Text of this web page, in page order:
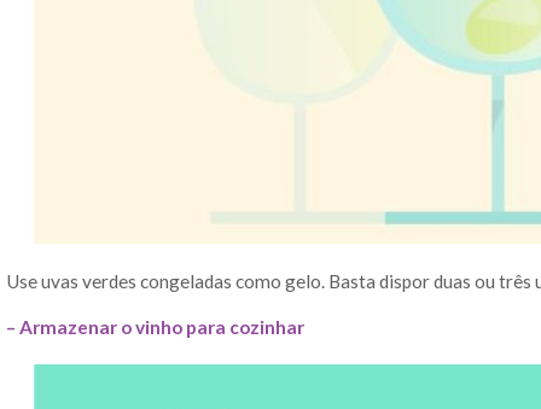
Use uvas verdes congeladas como gelo. Basta dispor duas ou três
– Armazenar o vinho para cozinhar